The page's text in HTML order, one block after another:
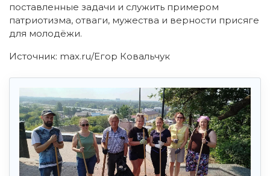
поставленные задачи и служить примером
патриотизма, отваги, мужества и верности присяге
для молодёжи.
Источник: max.ru/Егор Ковальчук